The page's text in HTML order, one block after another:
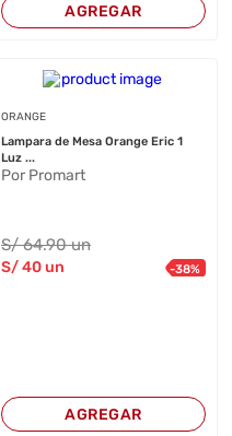
AGREGAR
ORANGE
Lampara de Mesa Orange Eric 1
Luz ...
Por Promart
S/64.90 un
S/40un -38%
AGREGAR